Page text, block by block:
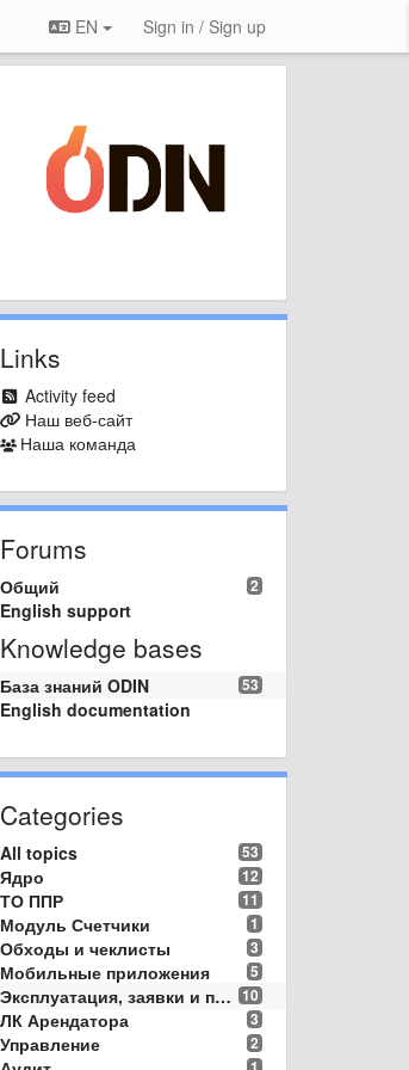
EN Sign in / Sign up
Links
Activity feed
Наш веб-сайт
Наша команда
Forums
2
Общий
English support
Knowledge bases
53
База знаний ODIN
English documentation
Categories
53
All topics
12
Ядро
11
ТО ППР
1
Модуль Счетчики
3
Обходы и чеклисты
5
Мобильные приложения
10
Эксплуатация, заявки и пропуска
3
ЛК Арендатора
2
Управление